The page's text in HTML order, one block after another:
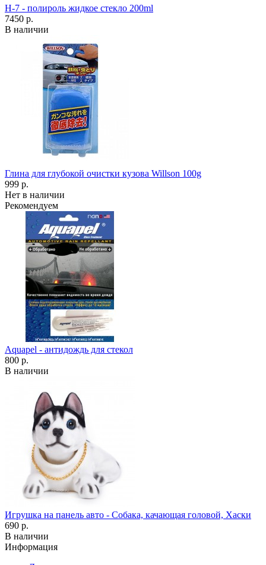
H-7 - полироль жидкое стекло 200ml
7450 р.
В наличии
Глина для глубокой очистки кузова Willson 100g
999 р.
Нет в наличии
Рекомендуем
Aquapel - антидождь для стекол
800 р.
В наличии
Игрушка на панель авто - Собака, качающая головой, Хаски
690 р.
В наличии
Информация